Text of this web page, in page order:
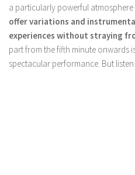
a particularly powerful atmosphere
offer variations and
experiences without straying
part from the fifth minute onwards
spectacular performance. But